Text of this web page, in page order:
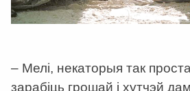
– Мелі, некаторыя так проста
зарабіць грошай і хутчэй